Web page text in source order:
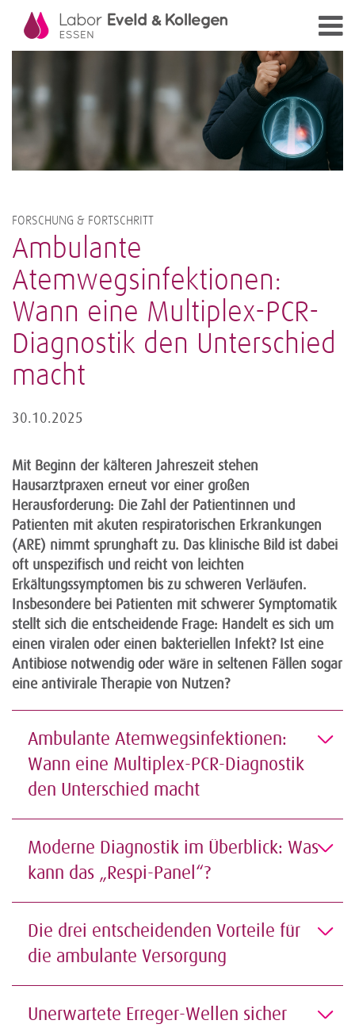
FORSCHUNG & FORTSCHRITT
Ambulante
Atemwegsinfektionen:
Wann eine Multiplex-PCR-
Diagnostik den Unterschied
macht
30.10.2025
Mit Beginn der kälteren Jahreszeit stehen
Hausarztpraxen erneut vor einer großen
Herausforderung: Die Zahl der Patientinnen und
Patienten mit akuten respiratorischen Erkrankungen
(ARE) nimmt sprunghaft zu. Das klinische Bild ist dabei
oft unspezifisch und reicht von leichten
Erkältungssymptomen bis zu schweren Verläufen.
Insbesondere bei Patienten mit schwerer Symptomatik
stellt sich die entscheidende Frage: Handelt es sich um
einen viralen oder einen bakteriellen Infekt? Ist eine
Antibiose notwendig oder wäre in seltenen Fällen sogar
eine antivirale Therapie von Nutzen?
Ambulante Atemwegsinfektionen:
Wann eine Multiplex-PCR-Diagnostik
den Unterschied macht
Moderne Diagnostik im Überblick: Was
kann das „Respi-Panel“?
Die drei entscheidenden Vorteile für
die ambulante Versorgung
Unerwartete Erreger-Wellen sicher